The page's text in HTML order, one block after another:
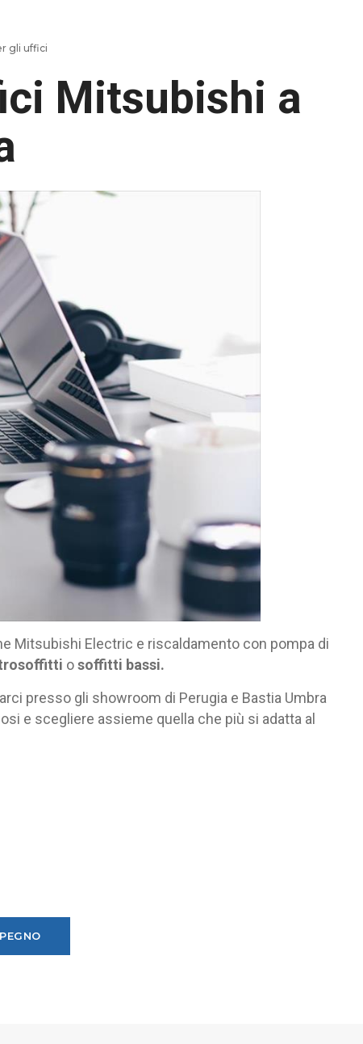
gli uffici
Mitsubishi a
Mitsubishi Electric e riscaldamento con pompa di
osoffitti bassi.
presso gli showroom di Perugia e Bastia Umbra
e scegliere assieme quella che più si adatta al